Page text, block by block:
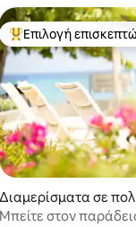
4,98 στα 5, 116
Κορυφαία επιλογή
Επιλογή
Διαμερίσματα σε
στην πόλη George
Μπείτε στον